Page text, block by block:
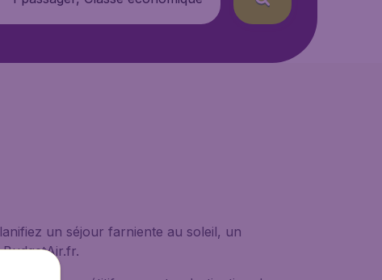
un séjour farniente au soleil, un